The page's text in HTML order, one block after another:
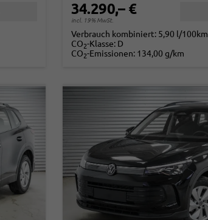
34.290,– €
incl. 19% MwSt.
Verbrauch kombiniert: 5,90 l/100km
CO2-Klasse: D
CO2-Emissionen: 134,00 g/km